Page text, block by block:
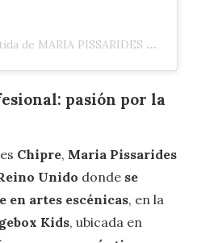
Una publicación compartida de MARIA PISSARIDES 🇬🇧 🇨🇾 (@maria_pissarides)
pasión por la
es Chipre, Maria Pissarides
Unido donde se
en artes escénicas, en la
Kids, ubicada en